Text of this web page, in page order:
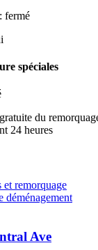
fermé
spéciales
du
24 heures
et remorquage
déménagement
Ave